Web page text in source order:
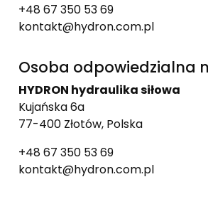
+48 67 350 53 69
kontakt@hydron.com.pl
Osoba odpowiedzialna
HYDRON hydraulika siłowa
Kujańska 6a
77-400 Złotów, Polska
+48 67 350 53 69
kontakt@hydron.com.pl